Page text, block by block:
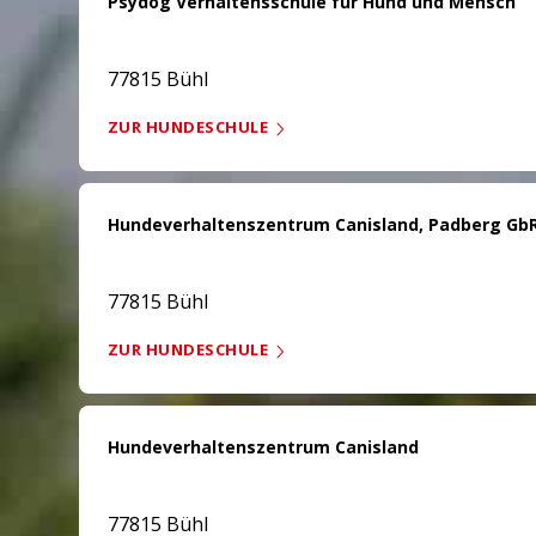
77815 Bühl
ZUR HUNDESCHULE
Hundeverhaltenszentrum Canisland, Padberg
77815 Bühl
ZUR HUNDESCHULE
Hundeverhaltenszentrum Canisland
77815 Bühl